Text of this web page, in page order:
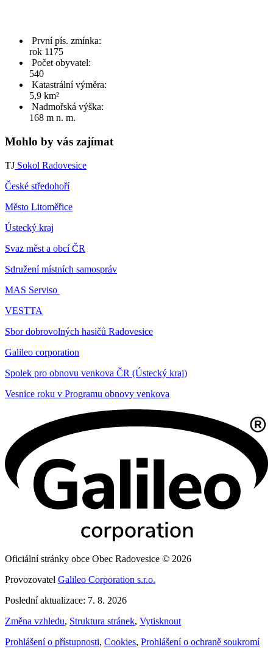
První pís. zmínka:
rok 1175
Počet obyvatel:
540
Katastrální výměra:
5,9 km²
Nadmořská výška:
168 m n. m.
Mohlo by vás zajímat
TJ Sokol Radovesice
České středohoří
Město Litoměřice
Ústecký kraj
Svaz měst a obcí ČR
Sdružení místních samospráv
MAS Serviso
VESTTA
Sbor dobrovolných hasičů Radovesice
Galileo corporation
Spolek pro obnovu venkova ČR (Ústecký kraj)
Vesnice roku v Programu obnovy venkova
Oficiální stránky obce Obec Radovesice © 2026
Provozovatel Galileo Corporation s.r.o.
Poslední aktualizace: 7. 8. 2026
Změna vzhledu, Struktura stránek, Vytisknout
Prohlášení o přístupnosti, Cookies, Prohlášení o ochraně soukromí